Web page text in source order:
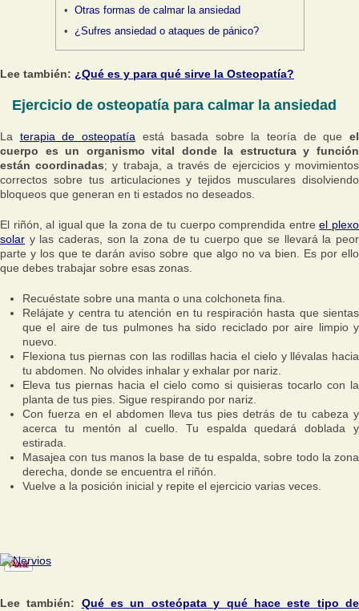
Otras formas de calmar la ansiedad
¿Sufres ansiedad o ataques de pánico?
Lee también: ¿Qué es y para qué sirve la Osteopatía?
Ejercicio de osteopatía para calmar la ansiedad
La terapia de osteopatía está basada sobre la teoría de queel
cuerpo es un organismo vital donde la estructura y función
están coordinadas; y trabaja, a través de ejercicios y movimientos
correctos sobre tus articulaciones y tejidos musculares disolviendo
bloqueos que generan en ti estados no deseados.
El riñón, al igual que la zona de tu cuerpo comprendida entreel plexo
solar y las caderas, son la zona de tu cuerpo que se llevará la peor
parte y los que te darán aviso sobre que algo no va bien. Es por ello
que debes trabajar sobre esas zonas.
Recuéstate sobre una manta o una colchoneta fina.
Relájate y centra tu atención en tu respiración hasta que sientas
que el aire de tus pulmones ha sido reciclado por aire limpio y
nuevo.
Flexiona tus piernas con las rodillas hacia el cielo y llévalas hacia
tu abdomen. No olvides inhalar y exhalar por nariz.
Eleva tus piernas hacia el cielo como si quisieras tocarlo con la
planta de tus pies. Sigue respirando por nariz.
Con fuerza en el abdomen lleva tus pies detrás de tu cabeza y
acerca tu mentón al cuello. Tu espalda quedará doblada y
estirada.
Masajea con tus manos la base de tu espalda, sobre todo la zona
derecha, donde se encuentra el riñón.
Vuelve a la posición inicial y repite el ejercicio varias veces.
Lee también: Qué es un osteópata y qué hace este tipo de